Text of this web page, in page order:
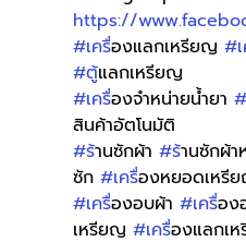
https://
#เครื่องแลกเหรียญ #
#ตู้แลกเหรียญ
#เครื่องจำหน่ายน้ำยา
สินค้าอัตโนมัติ
#ร้านซักผ้า #รานซักผ้
ซัก #เครองหยอดเหรี
#เครื่องอบผ้า #เครอง
เหรียญ #เครองแลกเ